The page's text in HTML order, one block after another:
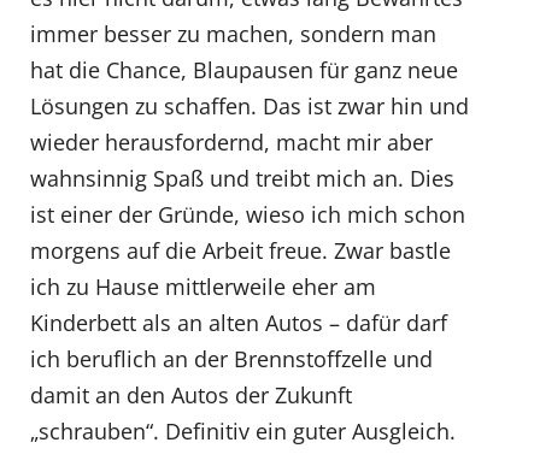
immer besser zu machen, sondern man
hat die Chance, Blaupausen für ganz neue
Lösungen zu schaffen. Das ist zwar hin und
wieder herausfordernd, macht mir aber
wahnsinnig Spaß und treibt mich an. Dies
ist einer der Gründe, wieso ich mich schon
morgens auf die Arbeit freue. Zwar bastle
ich zu Hause mittlerweile eher am
Kinderbett als an alten Autos – dafür darf
ich beruflich an der Brennstoffzelle und
damit an den Autos der Zukunft
„schrauben“. Definitiv ein guter Ausgleich.